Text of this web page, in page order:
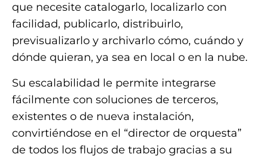
que necesite catalogarlo, localizarlo con
facilidad, publicarlo, distribuirlo,
previsualizarlo y archivarlo cómo, cuándo y
dónde quieran, ya sea en local o en la nube.
Su escalabilidad le permite integrarse
fácilmente con soluciones de terceros,
existentes o de nueva instalación,
convirtiéndose en el “director de orquesta”
de todos los flujos de trabajo gracias a su